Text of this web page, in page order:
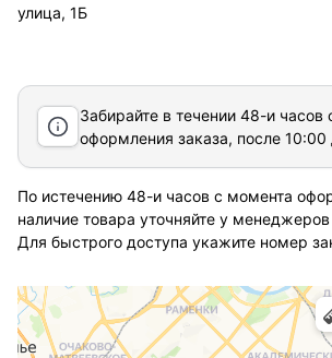
улица, 1Б
Забирайте в течении 48-и часов
оформления заказа, после 10:00
По истечению 48-и часов с момента
наличие товара уточняйте у
Для быстрого доступа укажите номер